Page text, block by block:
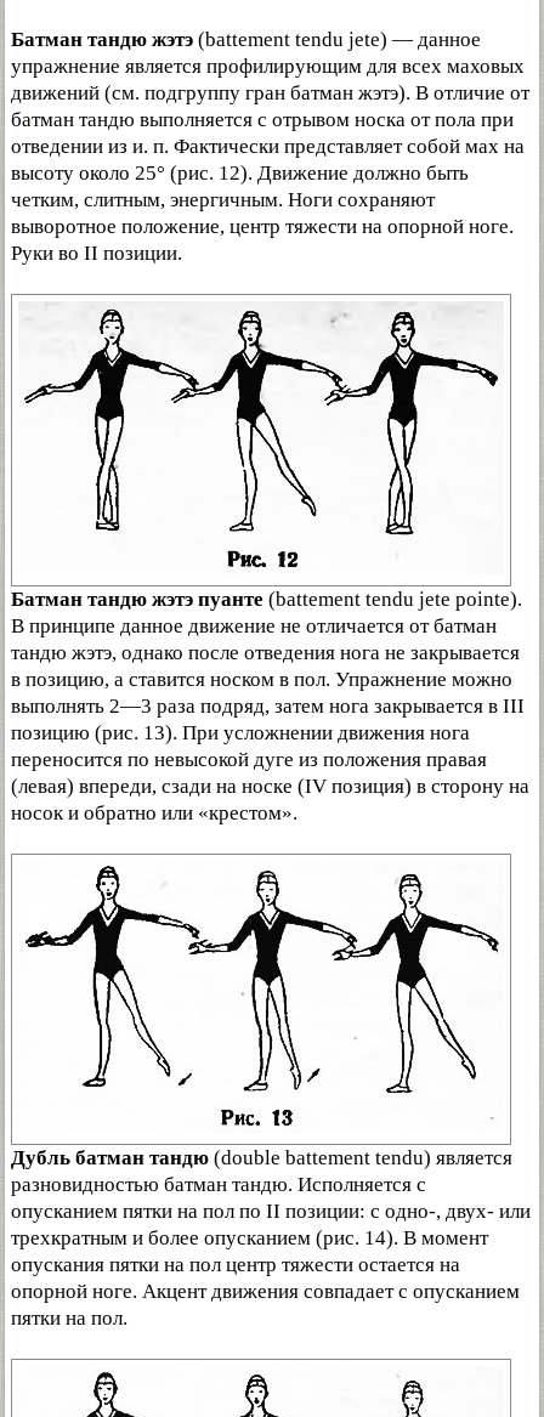
Батман тандю жэтэ (battement tendu jete) — данное
упражнение является профилирующим для всех маховых
движений (см. подгруппу гран батман жэтэ). В отличие от
батман тандю выполняется с отрывом носка от пола при
отведении из и. п. Фактически представляет собой мах на
высоту около 25° (рис. 12). Движение должно быть
четким, слитным, энергичным. Ноги сохраняют
выворотное положение, центр тяжести на опорной ноге.
Руки во II позиции.
Батман тандю жэтэ пуанте (battement tendu jete pointe).
В принципе данное движение не отличается от батман
тандю жэтэ, однако после отведения нога не закрывается
в позицию, а ставится носком в пол. Упражнение можно
выполнять 2—3 раза подряд, затем нога закрывается в III
позицию (рис. 13). При усложнении движения нога
переносится по невысокой дуге из положения правая
(левая) впереди, сзади на носке (IV позиция) в сторону на
носок и обратно или «крестом».
Дубль батман тандю (double battement tendu) является
разновидностью батман тандю. Исполняется с
опусканием пятки на пол по II позиции: с одно-, двух- или
трехкратным и более опусканием (рис. 14). В момент
опускания пятки на пол центр тяжести остается на
опорной ноге. Акцент движения совпадает с опусканием
пятки на пол.